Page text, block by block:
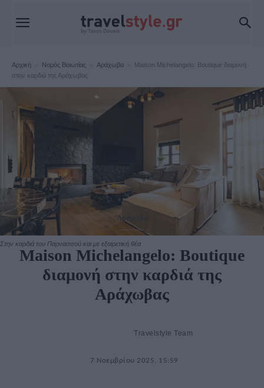
Αρχική Νομός Βοιωτίας Αράχωβα
Maison Michelangelo: Boutique διαμονή
στην καρδιά της Αράχωβας
Στην καρδιά του Παρνασσού και με εξαιρετική θέα
Αράχωβα
Maison Michelangelo: Boutique
διαμονή στην καρδιά της
Αράχωβας
Travelstyle Team
7 Νοεμβρίου 2025, 15:59